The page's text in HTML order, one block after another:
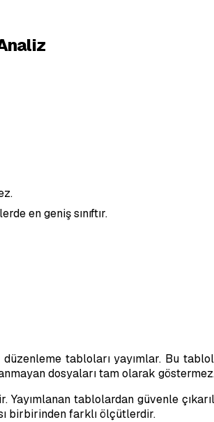
en geniş sınıftır.
tabloları yayımlar. Bu
dosyaları tam olarak
tablolardan güvenle
birbirinden farklı ölçütlerdir.